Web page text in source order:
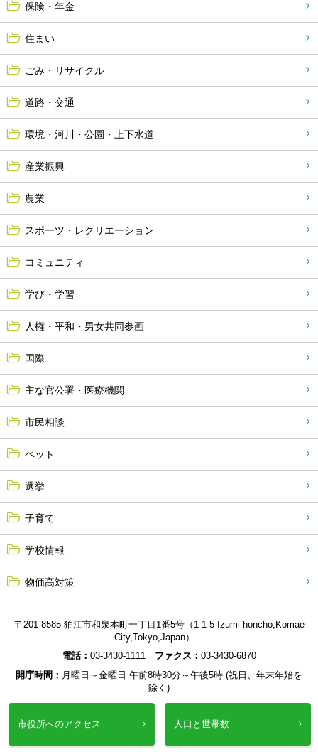
保険・年金
住まい
ごみ・リサイクル
道路・交通
環境・河川・公園・上下水道
産業振興
農業
スポーツ・レクリエーション
コミュニティ
学び・学習
人権・平和・男女共同参画
国際
主な官公署・医療機関
市民相談
ペット
選挙
子育て
学校情報
物価高対策
〒201-8585 狛江市和泉本町一丁目1番5号（1-1-5 Izumi-honcho,Komae
City,Tokyo,Japan）
電話： 03-3430-1111 ファクス： 03-3430-6870
開庁時間： 月曜日～金曜日 午前8時30分～午後5時 (祝日、年末年始を
除く)
市役所へのアクセス 人口と世帯数